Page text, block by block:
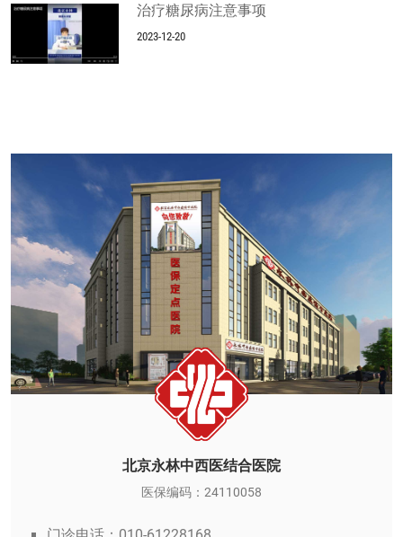
治疗糖尿病注意事项
2023-12-20
北京永林中西医结合医院
医保编码：24110058